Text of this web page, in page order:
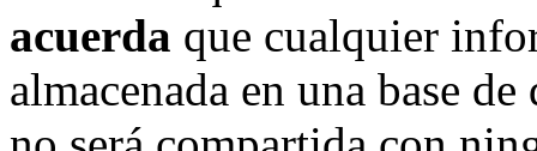
acuerda que cualquier
almacenada en una base